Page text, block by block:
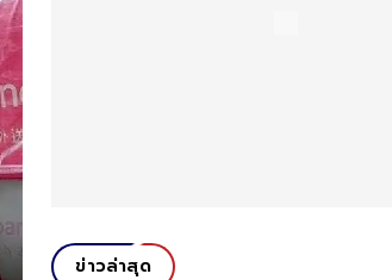
ข่าวล่าสุด